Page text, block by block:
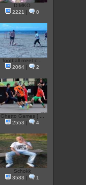
DIMKO
2221
0
football meet c...
2064
2
Ghetto Games [ ...
2553
4
Schokk
3583
1